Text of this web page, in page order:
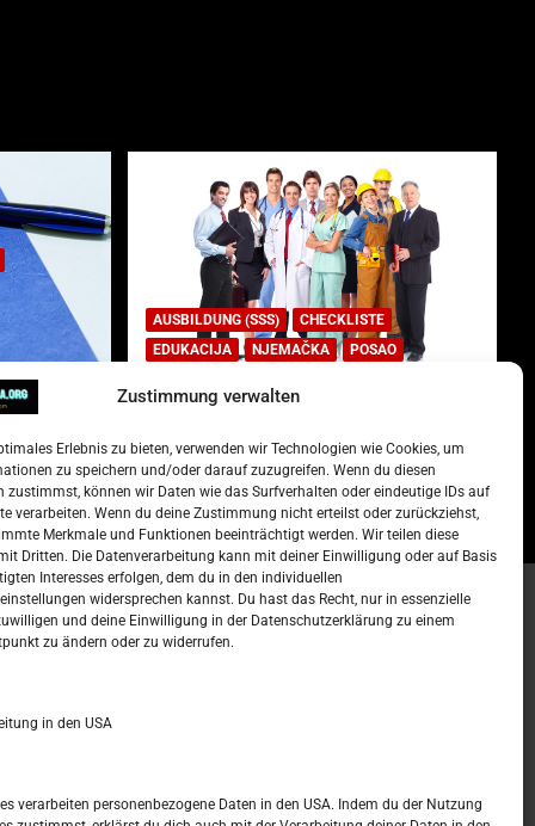
Zustimmung verwalten
Erlebnis zu bieten, verwenden wir Technologien wie Cookies, um
zu speichern und/oder darauf zuzugreifen. Wenn du diesen
zustimmst, können wir Daten wie das Surfverhalten oder eindeutige IDs auf
verarbeiten. Wenn du deine Zustimmung nicht erteilst oder zurückziehst,
Merkmale und Funktionen beeinträchtigt werden. Wir teilen diese
Dritten. Die Datenverarbeitung kann mit deiner Einwilligung oder auf Basis
Interesses erfolgen, dem du in den individuellen
widersprechen kannst. Du hast das Recht, nur in essenzielle
und deine Einwilligung in der Datenschutzerklärung zu einem
zu ändern oder zu widerrufen.
in den USA
verarbeiten personenbezogene Daten in den USA. Indem du der Nutzung
AUSBILDUNG (SSS)
CHECKLISTE
EDUKACIJA
NJEMAČKA POSAO
Lista najtraženijih deficitarnih
15. Oktober 2022 Redakcija
–
Kalendar